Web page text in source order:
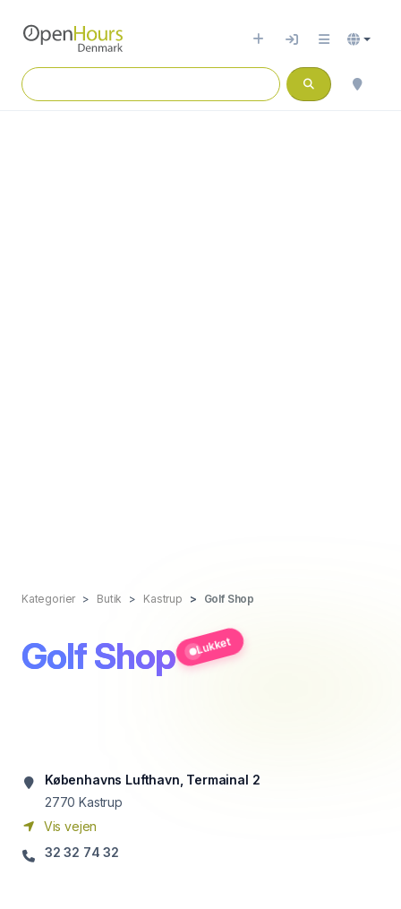
Kategorier Butik Kastrup Golf Shop
Golf Shop Lukket
Københavns Lufthavn, Termainal 2
2770 Kastrup
Vis vejen
32 32 74 32